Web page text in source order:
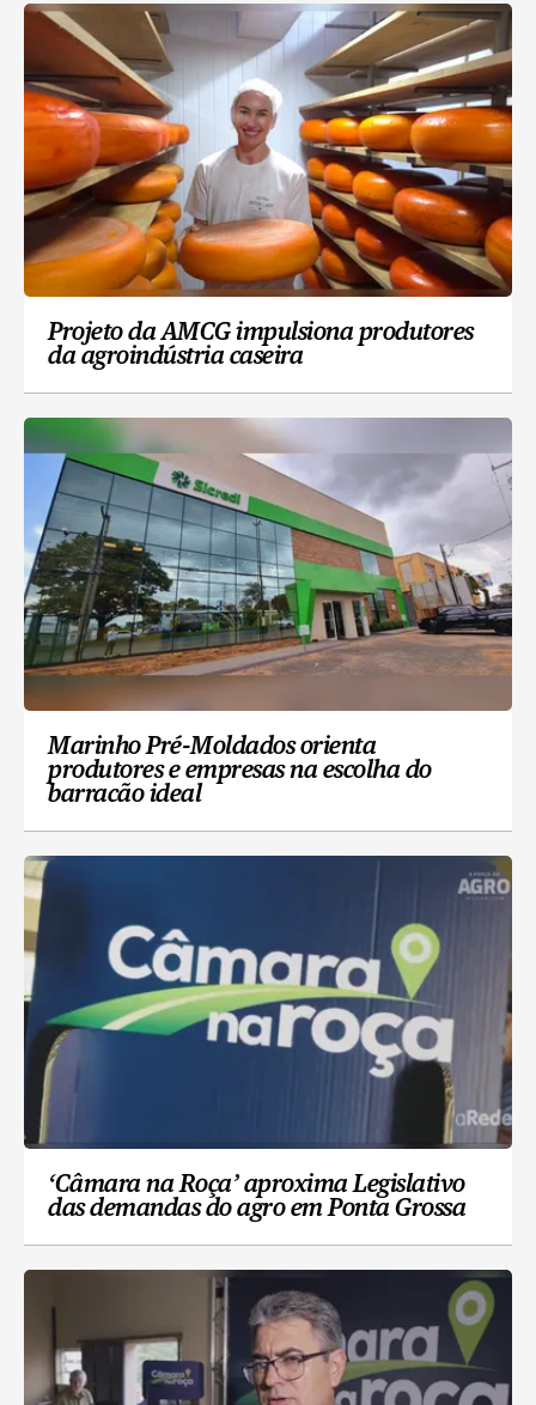
Projeto da AMCG impulsiona produtores
da agroindústria caseira
Marinho Pré-Moldados orienta
produtores e empresas na escolha do
barracão ideal
‘Câmara na Roça’ aproxima Legislativo
das demandas do agro em Ponta Grossa